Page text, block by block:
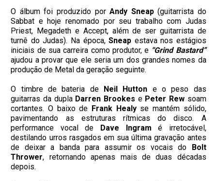
O álbum foi produzido porAndy Sneap(guitarrista do
Sabbat e hoje renomado por seu trabalho com Judas
Priest, Megadeth e Accept, além de ser guitarrista de
turnê do Judas). Na época,Sneap estava nos estágios
iniciais de sua carreira como produtor, e “Grind Bastard”
ajudou a provar que ele seria um dos grandes nomes da
produção de Metal da geração seguinte.
O timbre de bateria de Neil Hutton e o peso das
guitarras da dupla Darren Brookes e Peter Rewsoam
cortantes. O baixo de Frank Healyse mantém sólido,
pavimentando as estruturas rítmicas do disco. A
performance vocal de Dave Ingram é irretocável,
destilando urros rasgados em sua última gravação antes
de deixar a banda para assumir os vocais do Bolt
Thrower, retornando apenas mais de duas décadas
depois.